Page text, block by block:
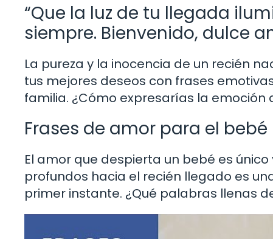
“Que la luz de tu llegada
siempre. Bienvenido, dulce
La pureza y la inocencia de un recién
tus mejores deseos con frases
familia. ¿Cómo expresarías la emoción
Frases de amor para el bebé
El amor que despierta un bebé es
profundos hacia el recién llegado es
primer instante. ¿Qué palabras llenas